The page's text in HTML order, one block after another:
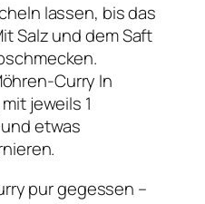
lassen, bis das
Salz und dem Saft
Curry In
jeweils 1
etwas
pur gegessen –